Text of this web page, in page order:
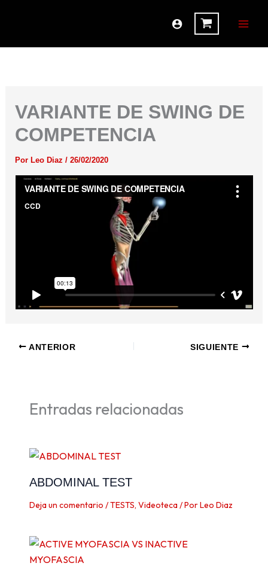
VARIANTE DE SWING DE
COMPETENCIA
Por Leo Diaz / 26/02/2020
ANTERIOR SIGUIENTE
Entradas relacionadas
ABDOMINAL TEST
Deja un comentario /TESTS, Videoteca/ PorLeo Diaz